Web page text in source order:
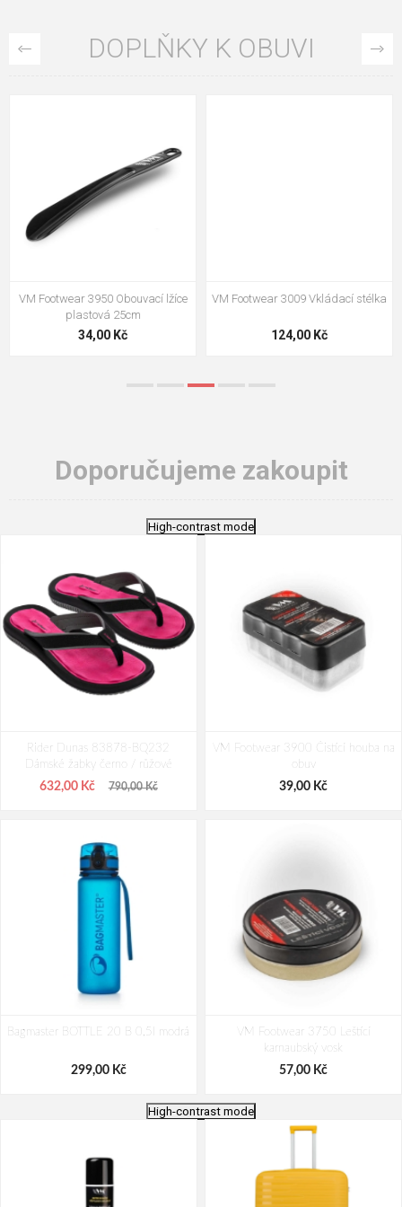
DOPLŇKY K OBUVI
VM Footwear 3009 Vkládací stélka
124,00 Kč
VM Footwear 3102 Tkaničky
18,70 Kč
Doporučujeme zakoupit
High-contrast mode
Rider Dunas 83878-BQ232
Dámské žabky černo / růžové
632,00 Kč 790,00 Kč
VM Footwear 3900 Čistící houba na
obuv
39,00 Kč
Bagmaster BOTTLE 20 B 0,5l modrá
299,00 Kč
VM Footwear 3750 Leštící
karnaubský vosk
57,00 Kč
High-contrast mode